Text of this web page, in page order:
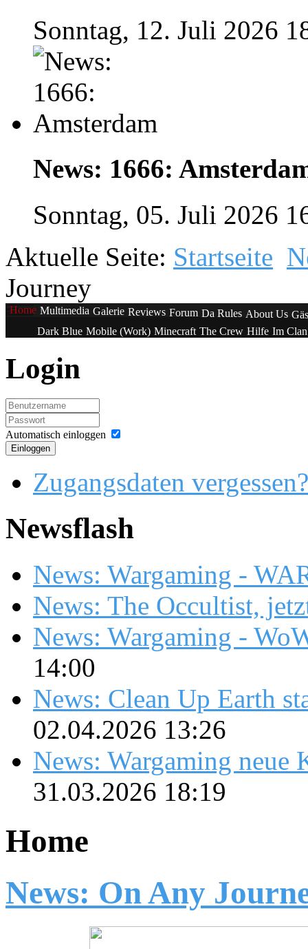
Sonntag, 12. Juli 2026
News: 1666:
Sonntag, 05. Juli 2026
Aktuelle Seite: Startseite
Journey
Home Multimedia Galerie Reviews Forum Da Rules About Us
Dark Blue Mobile (Work) Minecraft The Crew Hilfe Im
Login
Automatisch einloggen
Einloggen
Zugangsdaten vergessen?
Newsflash
News: Wargaming -
News: The Occultist,
News: Wargaming -
14:00
News: Clean Up Earth
02.04.2026 13:26
News: Wargaming neue
31.03.2026 18:19
Home
News: On Any